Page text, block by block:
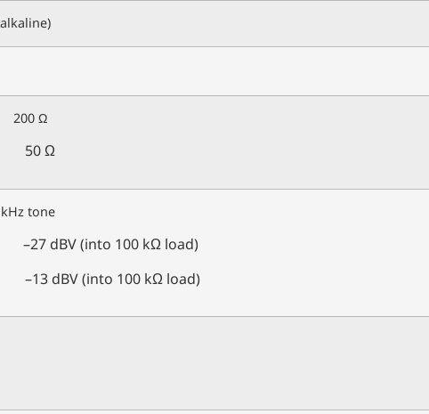
Ω
50 Ω
tone
(into 100 kΩ load)
–13 dBV (into 100 kΩ load)